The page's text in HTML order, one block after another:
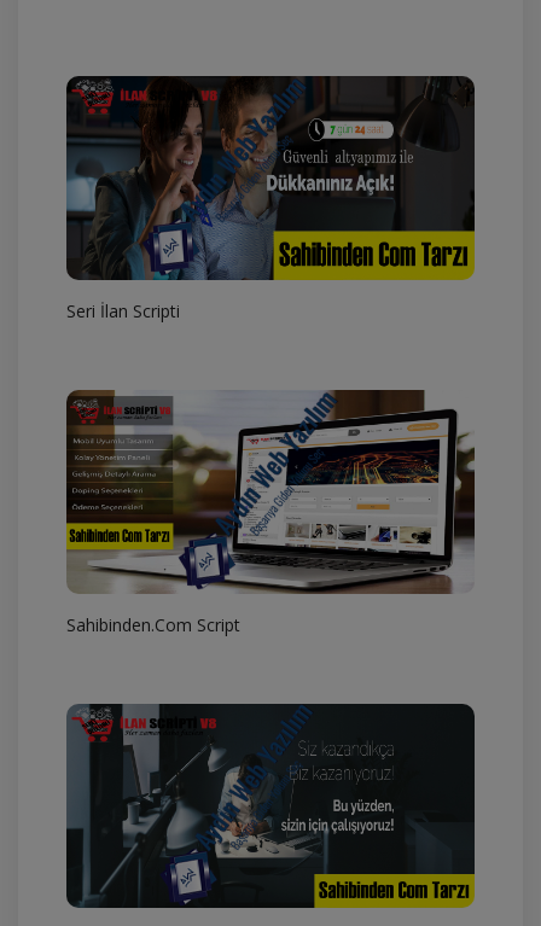
Seri İlan Scripti
Sahibinden.Com Script